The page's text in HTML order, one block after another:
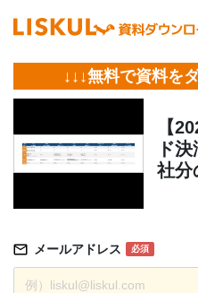
↓↓↓無料で資料を
【
ド
社分
メールアドレス 必須